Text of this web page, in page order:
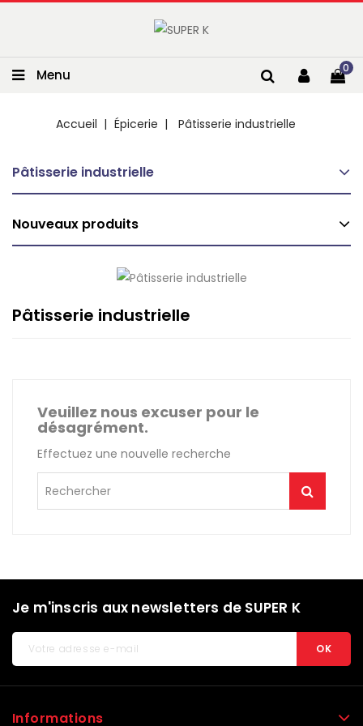
Menu 0
Accueil Épicerie Pâtisserie industrielle
Pâtisserie industrielle
Nouveaux produits
Pâtisserie industrielle
Veuillez nous excuser pour le
désagrément.
Effectuez une nouvelle recherche
Je m'inscris aux newsletters de SUPER K
Informations